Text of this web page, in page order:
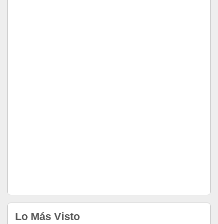
Lo Más Visto